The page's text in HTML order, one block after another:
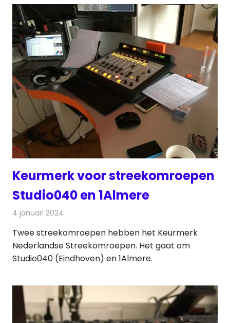
Keurmerk voor streekomroepen
Studio040 en 1Almere
4 januari 2024
Twee streekomroepen hebben het Keurmerk
Nederlandse Streekomroepen. Het gaat om
Studio040 (Eindhoven) en 1Almere.